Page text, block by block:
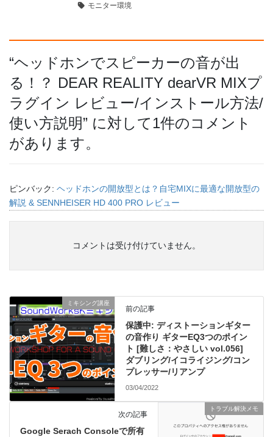
モニター環境
“ヘッドホンでスピーカーの音が出
る！？ DEAR REALITY dearVR MIXプ
ラグイン レビュー/インストール方法/
使い方説明” に対して1件のコメント
があります。
ピンバック: ヘッドホンの開放型とは？自宅MIXに最適な開放型の
解説 & SENNHEISER HD 400 PRO レビュー
コメントは受け付けていません。
ミキシング講座
前の記事
保護中: ディストーションギター
の音作り ギターEQ3つのポイン
ト [難しさ：やさしい vol.056]
ダブリング/イコライジング/コン
プレッサー/リアンプ
03/04/2022
トラブル解決メモ
次の記事
Google Serach Consoleで所有